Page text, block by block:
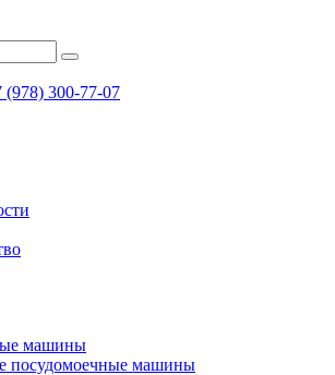
(978) 300-77-07
машины
посудомоечные машины